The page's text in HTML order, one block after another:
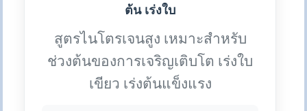
ต้น เร่งใบ
สูตรไนโตรเจนสูง เหมาะสำหรับ
ช่วงต้นของการเจริญเติบโต เร่งใบ
เขียว เร่งต้นแข็งแรง